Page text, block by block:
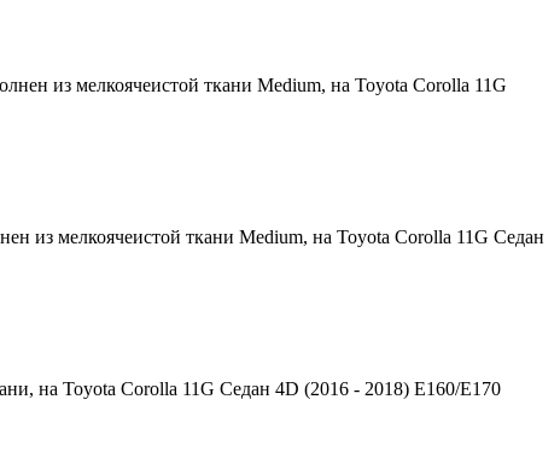
из мелкоячеистой ткани Medium, на Toyota Corolla 11G
из мелкоячеистой ткани Medium, на Toyota Corolla 11G Седан
на Toyota Corolla 11G Седан 4D (2016 - 2018) E160/E170